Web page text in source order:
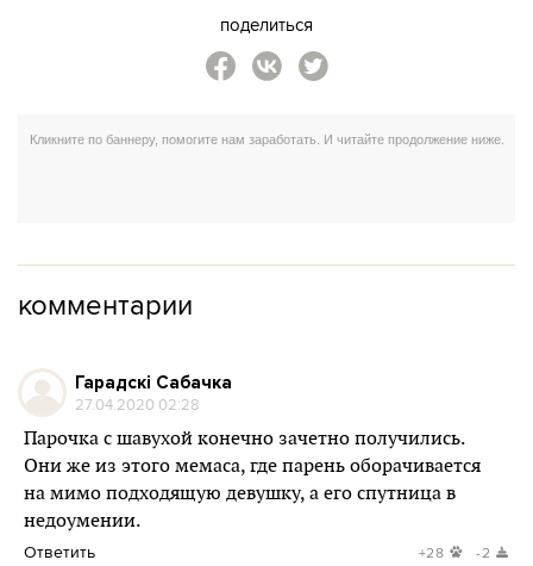
поделиться
комментарии
Гарадскі Сабачка
27.04.2020 02:28
Парочка с шавухой конечно зачетно получились.
Они же из этого мемаса, где парень оборачивается
на мимо подходящую девушку, а его спутница в
недоумении.
Ответить +28 -2